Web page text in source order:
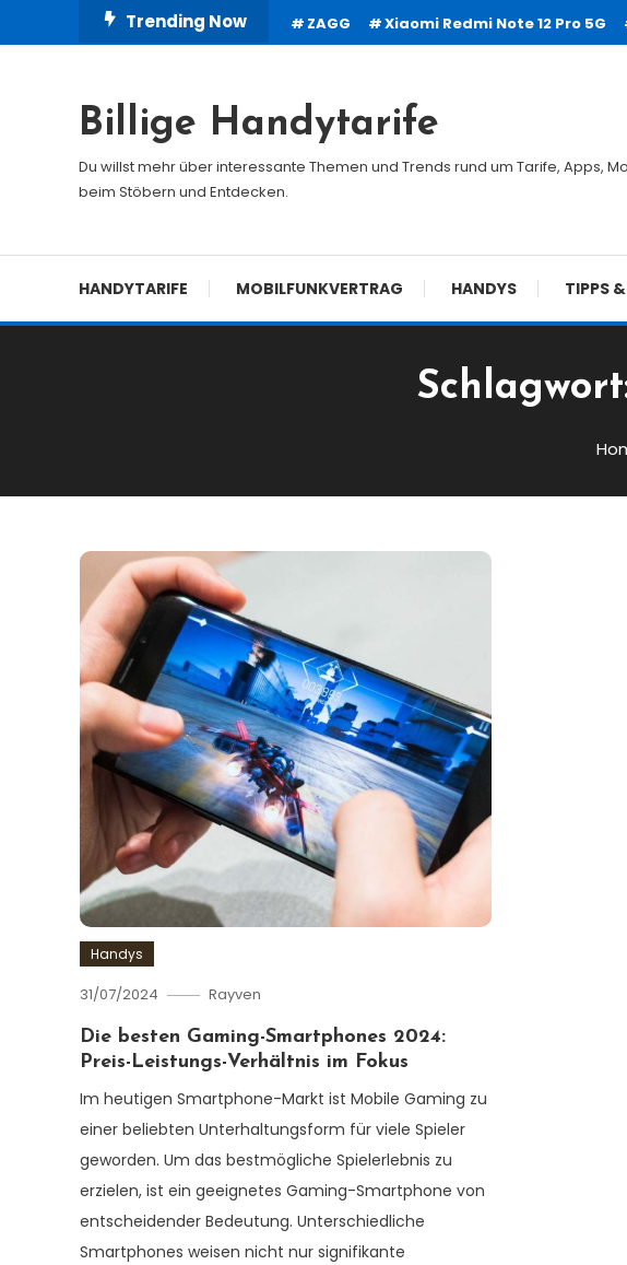
To
Trending Now ZAGG Xiaomi Redmi Note 12 Pro 5G
Billige Handytarife
Du willst mehr über interessante Themen und Trends rund um Tarife, Apps,
beim Stöbern und Entdecken.
HANDYTARIFE MOBILFUNKVERTRAG HANDYS TIPPS
Handys
31/07/2024 Rayven
Die besten Gaming-Smartphones 2024:
Preis-Leistungs-Verhältnis im Fokus
Im heutigen Smartphone-Markt ist Mobile Gaming zu
einer beliebten Unterhaltungsform für viele Spieler
geworden. Um das bestmögliche Spielerlebnis zu
erzielen, ist ein geeignetes Gaming-Smartphone von
entscheidender Bedeutung. Unterschiedliche
Smartphones weisen nicht nur signifikante